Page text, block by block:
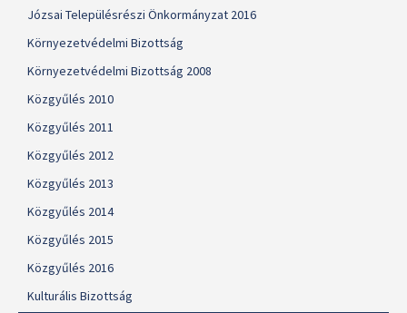
Józsai Településrészi Önkormányzat 2016
Környezetvédelmi Bizottság
Környezetvédelmi Bizottság 2008
Közgyűlés 2010
Közgyűlés 2011
Közgyűlés 2012
Közgyűlés 2013
Közgyűlés 2014
Közgyűlés 2015
Közgyűlés 2016
Kulturális Bizottság